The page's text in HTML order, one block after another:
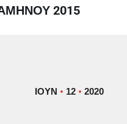
2015
ΙΟΎΝ 12 2020